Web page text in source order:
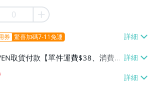
券 驚喜加碼7-11免運
取貨付款【單件運費$38、消費滿
免運費】、萊爾富取貨付款【單件
、消費滿$20000免運費】